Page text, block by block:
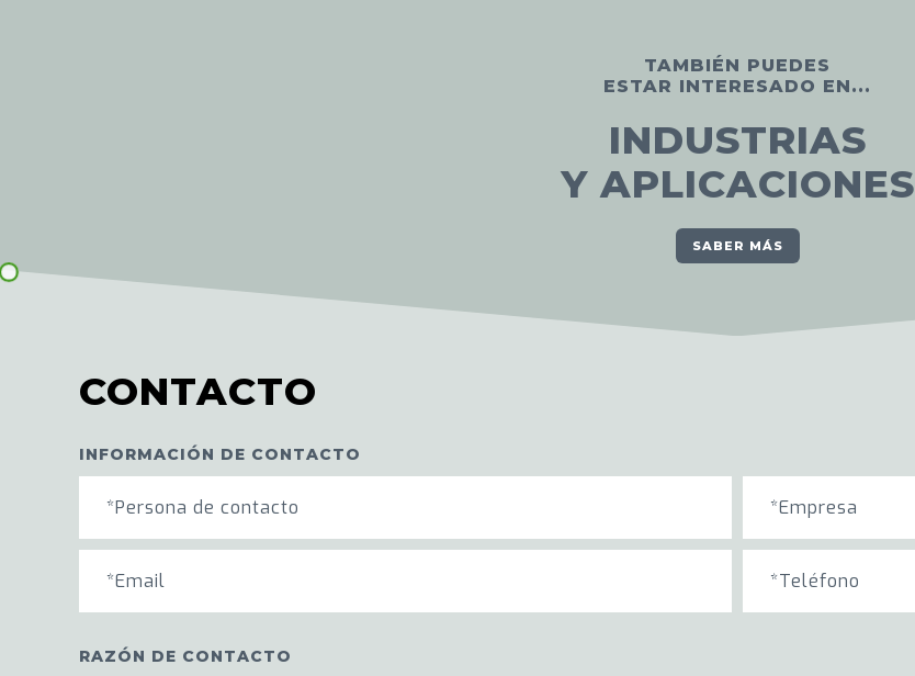
TAMBIÉN PUEDES
ESTAR INTERESADO EN...
INDUSTRIAS
Y APLICACIONES
SABER MÁS
CONTACTO
INFORMACIÓN DE CONTACTO
RAZÓN DE CONTACTO